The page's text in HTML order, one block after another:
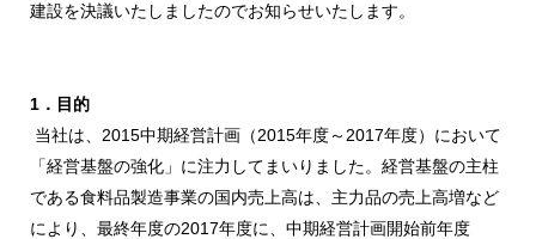
建設を決議いたしましたのでお知らせいたします。
1．目的
当社は、2015中期経営計画（2015年度～2017年度）において
「経営基盤の強化」に注力してまいりました。経営基盤の主柱
である食料品製造事業の国内売上高は、主力品の売上高増など
により、最終年度の2017年度に、中期経営計画開始前年度